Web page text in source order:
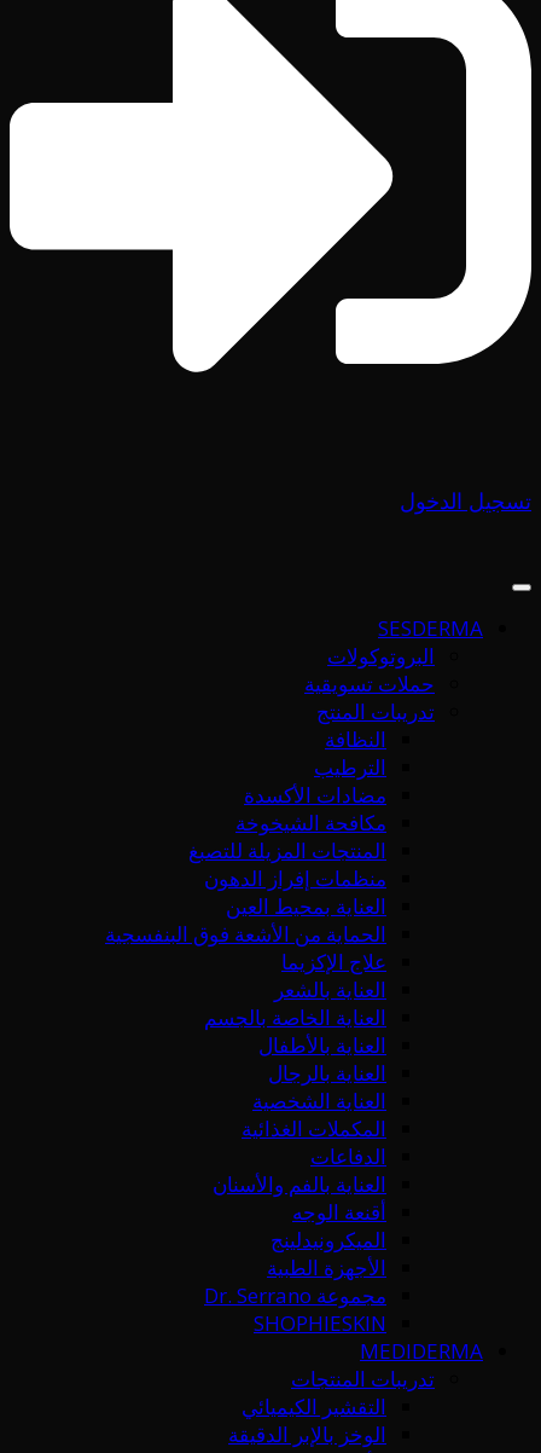
تسجيل الدخول
SESDERMA
البروتوكولات
حملات تسويقية
تدريبات المنتج
النظافة
الترطيب
مضادات الأكسدة
مكافحة الشيخوخة
المنتجات المزيلة للتصبغ
منظمات إفراز الدهون
العناية بمحيط العين
الحماية من الأشعة فوق البنفسجية
علاج الإكزيما
العناية بالشعر
العناية الخاصة بالجسم
العناية بالأطفال
العناية بالرجال
العناية الشخصية
المكملات الغذائية
الدفاعات
العناية بالفم والأسنان
أقنعة الوجه
الميكرونيدلينج
الأجهزة الطبية
مجموعة Dr. Serrano
SHOPHIESKIN
MEDIDERMA
تدريبات المنتجات
التقشير الكيميائي
الوخز بالإبر الدقيقة